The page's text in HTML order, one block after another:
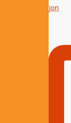
jon